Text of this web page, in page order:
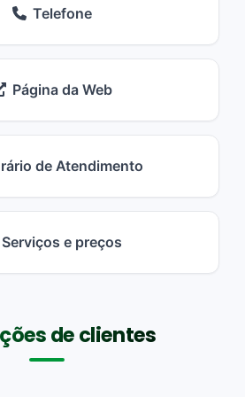
Telefone
Página da Web
de Atendimento
Serviços e preços
de clientes